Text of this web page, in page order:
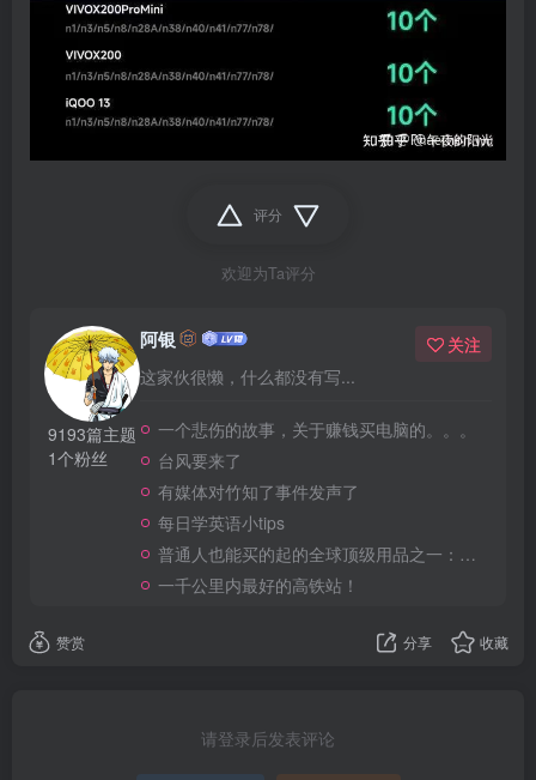
评分
欢迎为Ta评分
9193篇主题
1个粉丝
阿银
这家伙很懒，什么都没有写...
关注
一个悲伤的故事，关于赚钱买电脑的。。。
台风要来了
有媒体对竹知了事件发声了
每日学英语小tips
普通人也能买的起的全球顶级用品之一：WD-40润滑除锈剂！
一千公里内最好的高铁站！
赞赏 分享 收藏
请登录后发表评论